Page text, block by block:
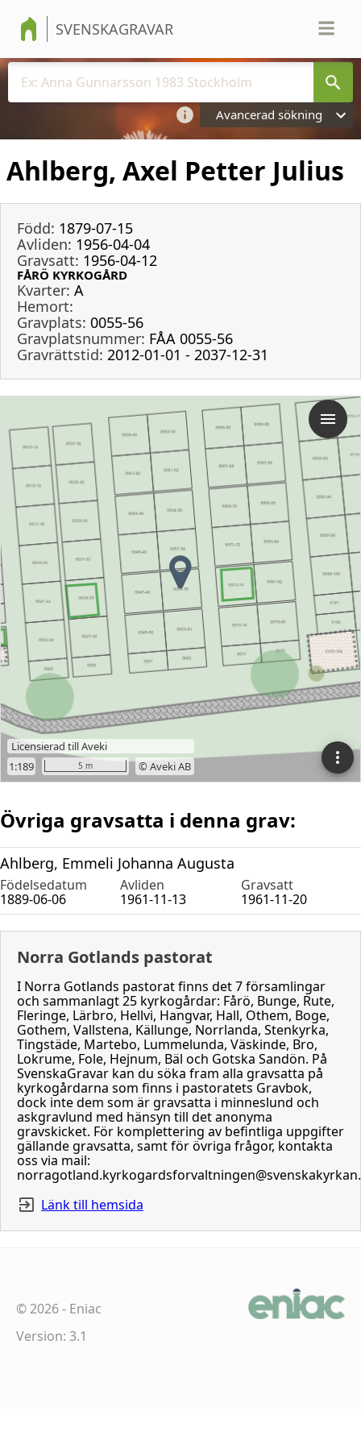
SVENSKAGRAVAR
Avancerad sökning
Ahlberg, Axel Petter Julius
Född: 1879-07-15
Avliden: 1956-04-04
Gravsatt: 1956-04-12
FÅRÖ KYRKOGÅRD
Kvarter: A
Hemort:
Gravplats: 0055-56
Gravplatsnummer: FÅA 0055-56
Gravrättstid: 2012-01-01 - 2037-12-31
Övriga gravsatta i denna grav:
Ahlberg, Emmeli Johanna Augusta
Födelsedatum Avliden
Gravsatt
1889-06-06
1961-11-13 1961-11-20
Norra Gotlands pastorat
I Norra Gotlands pastorat finns det 7 församlingar
och sammanlagt 25 kyrkogårdar: Fårö, Bunge, Rute,
Fleringe, Lärbro, Hellvi, Hangvar, Hall, Othem, Boge,
Gothem, Vallstena, Källunge, Norrlanda, Stenkyrka,
Tingstäde, Martebo, Lummelunda, Väskinde, Bro,
Lokrume, Fole, Hejnum, Bäl och Gotska Sandön. På
SvenskaGravar kan du söka fram alla gravsatta på
kyrkogårdarna som finns i pastoratets Gravbok,
dock inte dem som är gravsatta i minneslund och
askgravlund med hänsyn till det anonyma
gravskicket. För komplettering av befintliga uppgifter
gällande gravsatta, samt för övriga frågor, kontakta
oss via mail:
Länk till hemsida
©2026- Eniac
Version: 3.1